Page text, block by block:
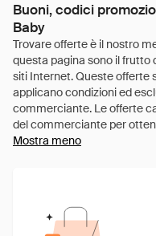
Buoni, codici
Baby
Mostra meno